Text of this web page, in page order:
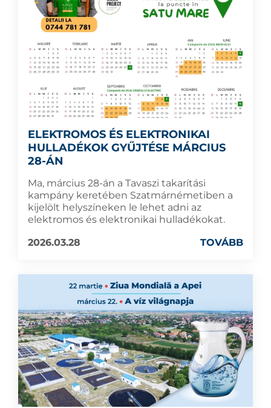
ELEKTROMOS ÉS ELEKTRONIKAI
HULLADÉKOK GYŰJTÉSE MÁRCIUS
28-ÁN
Ma, március 28-án a Tavaszi takarítási
kampány keretében Szatmárnémetiben a
kijelölt helyszíneken le lehet adni az
elektromos és elektronikai hulladékokat.
2026.03.28
TOVÁBB